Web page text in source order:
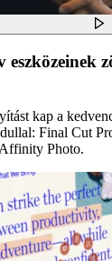
kap a
Final Cut
Photo.